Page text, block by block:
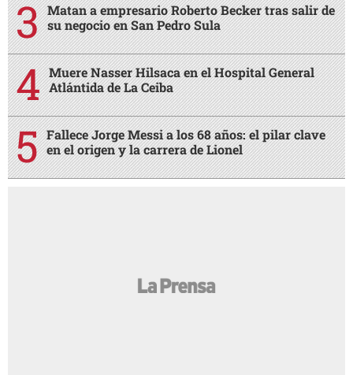
Matan a empresario Roberto Becker tras salir de
su negocio en San Pedro Sula
Muere Nasser Hilsaca en el Hospital General
Atlántida de La Ceiba
Fallece Jorge Messi a los 68 años: el pilar clave
en el origen y la carrera de Lionel